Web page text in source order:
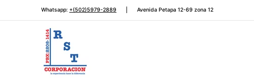
Saltar al contenido principal
Whatsapp: +(502)5979-2889 Avenida Petapa 12-69 zona 12